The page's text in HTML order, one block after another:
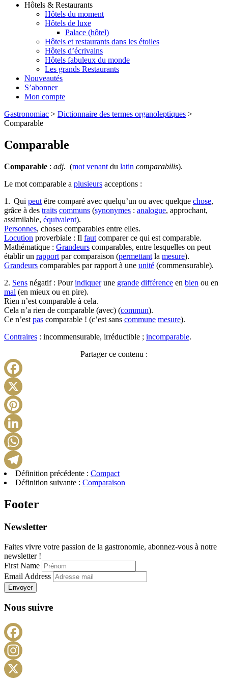
Hôtels & Restaurants
Hôtels du moment
Hôtels de luxe
Palace (hôtel)
Hôtels et restaurants dans les étoiles
Hôtels d’écrivains
Hôtels fabuleux du monde
Les grands Restaurants
Nouveautés
S’abonner
Mon compte
Gastronomiac > Dictionnaire des termes organoleptiques >
Comparable
Comparable
Comparable : adj. (mot venant du latin comparabilis).
Le mot comparable a plusieurs acceptions :
1. Qui peut être comparé avec quelqu’un ou avec quelque chose,
grâce à des traits communs (synonymes : analogue, approchant,
assimilable, équivalent).
Personnes, choses comparables entre elles.
Locution proverbiale : Il faut comparer ce qui est comparable.
Mathématique : Grandeurs comparables, entre lesquelles on peut
établir un rapport par comparaison (permettant la mesure).
Grandeurs comparables par rapport à une unité (commensurable).
2. Sens négatif : Pourindiquerune grande différence en bien ou en
mal (en mieux ou en pire).
Rien n’est comparable à cela.
Cela n’a rien de comparable (avec) (commun).
Ce n’est pas comparable ! (c’est sans commune mesure).
Contraires : incommensurable, irréductible ; incomparable.
Partager ce contenu :
Telegram
Définition précédente : Compact
Définition suivante : Comparaison
Footer
Newsletter
Faites vivre votre passion de la gastronomie, abonnez-vous à notre
newsletter !
First Name
Email Address
Envoyer
Nous suivre